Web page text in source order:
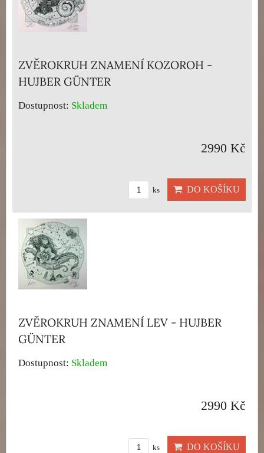
ZVĚROKRUH ZNAMENÍ KOZOROH -
HUJBER GÜNTER
Dostupnost: Skladem
2990 Kč
ks DO KOŠÍKU
ZVĚROKRUH ZNAMENÍ LEV - HUJBER
GÜNTER
Dostupnost: Skladem
2990 Kč
ks DO KOŠÍKU